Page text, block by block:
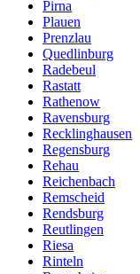
Pirna
Plauen
Prenzlau
Quedlinburg
Radebeul
Rastatt
Rathenow
Ravensburg
Recklinghausen
Regensburg
Rehau
Reichenbach
Remscheid
Rendsburg
Reutlingen
Riesa
Rinteln